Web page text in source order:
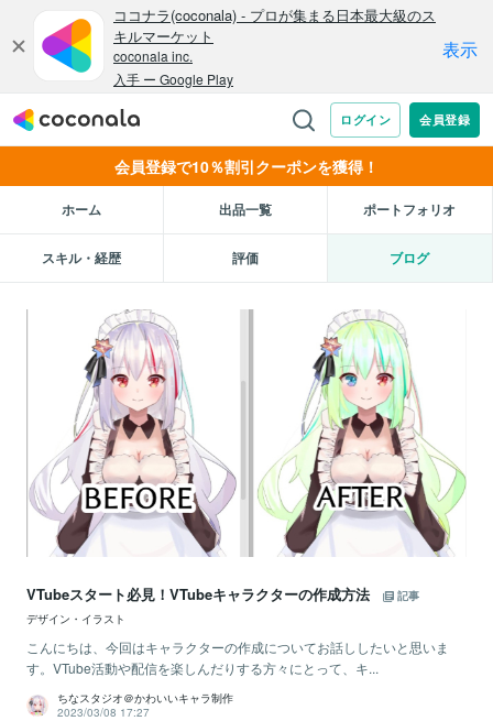
会員登録で10％割引クーポンを獲得！
ホーム 出品一覧 ポートフォリオ
スキル・経歴 評価 ブログ
VTubeスタート必見！VTubeキャラクターの作成方法
記事
デザイン・イラスト
こんにちは、今回はキャラクターの作成についてお話ししたいと思いま
す。VTube活動や配信を楽しんだりする方々にとって、キ...
ちなスタジオ＠かわいいキャラ制作
2023/03/08 17:27